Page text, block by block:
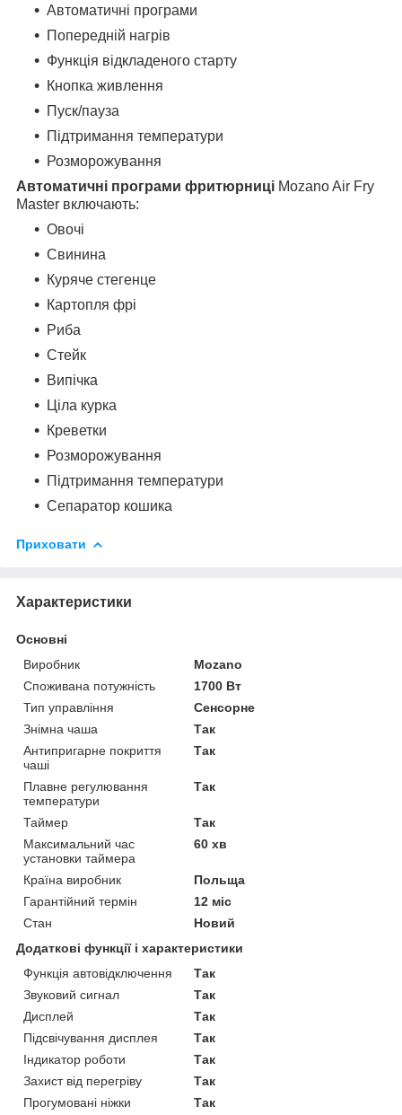
Автоматичні програми
Попередній нагрів
Функція відкладеного старту
Кнопка живлення
Пуск/пауза
Підтримання температури
Розморожування
Автоматичні програми фритюрниці Mozano Air Fry
Master включають:
Овочі
Свинина
Куряче стегенце
Картопля фрі
Риба
Стейк
Випічка
Ціла курка
Креветки
Розморожування
Підтримання температури
Сепаратор кошика
Приховати
Характеристики
Основні
Виробник
Mozano
Споживана потужність
1700 Вт
Тип управління
Сенсорне
Знімна чаша
Так
Антипригарне покриття
чаші
Так
Плавне регулювання
температури
Так
Таймер
Так
Максимальний час
установки таймера
60 хв
Країна виробник
Польща
Гарантійний термін
12 міс
Стан
Новий
Додаткові функції і характеристики
Функція автовідключення
Так
Звуковий сигнал
Так
Дисплей
Так
Підсвічування дисплея
Так
Індикатор роботи
Так
Захист від перегріву
Так
Прогумовані ніжки
Так